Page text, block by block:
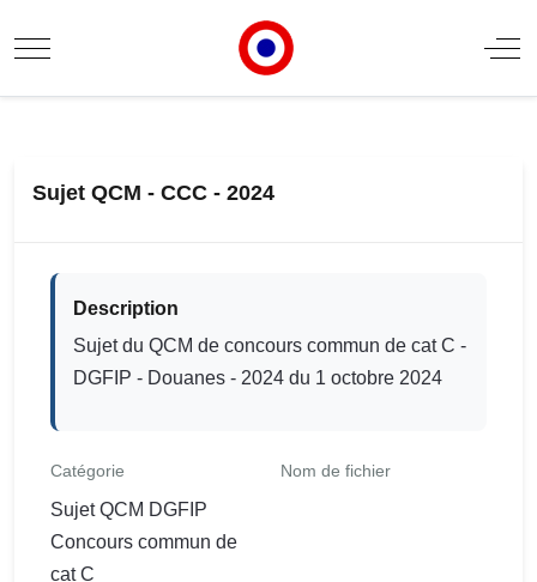
Mobile Menu Toggle Off-
Sujet QCM - CCC - 2024
Description
Sujet du QCM de concours commun de cat C -
DGFIP - Douanes - 2024 du 1 octobre 2024
Catégorie
Sujet QCM DGFIP
Concours commun de
cat C
Nom de fichier